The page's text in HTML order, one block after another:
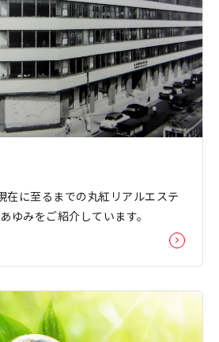
在に至るまでの丸紅リアルエステ
ゆみをご紹介しています。